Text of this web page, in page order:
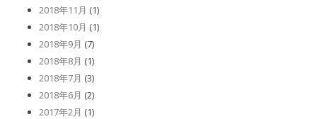
2018年11月 (1)
2018年10月 (1)
2018年9月 (7)
2018年8月 (1)
2018年7月 (3)
2018年6月 (2)
2017年2月 (1)